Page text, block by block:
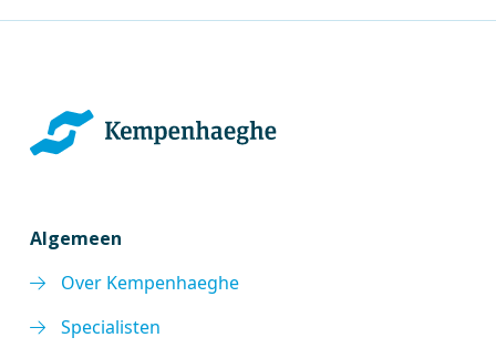
Algemeen
Over Kempenhaeghe
Specialisten